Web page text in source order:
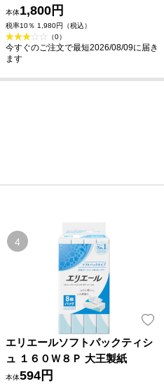
本体1,800円
税率10％ 1,980円（税込）
（0）
今すぐのご注文で最短2026/08/09に届き
ます
エリエールソフトパックティシ
ュ １６０Ｗ８Ｐ 大王製紙
本体594円